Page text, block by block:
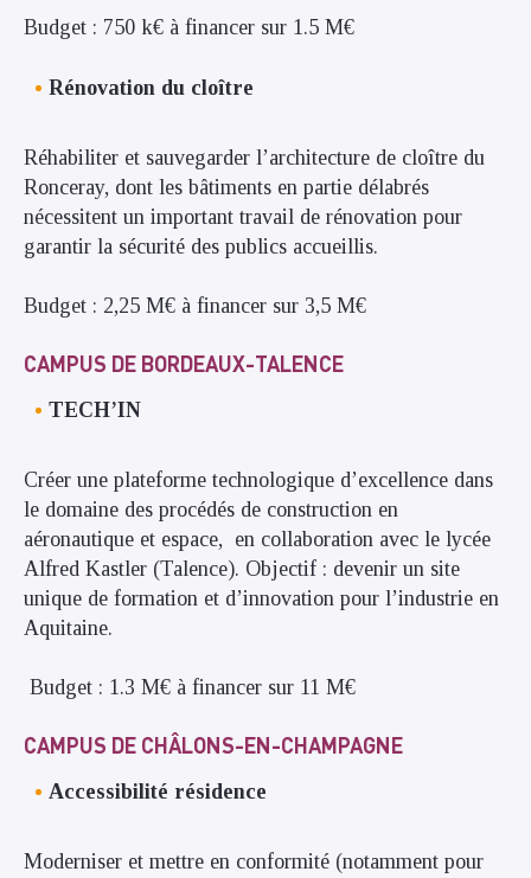
Budget : 750 k€ à financer sur 1.5 M€
Rénovation du cloître
Réhabiliter et sauvegarder l’architecture de cloître du
Ronceray, dont les bâtiments en partie délabrés
nécessitent un important travail de rénovation pour
garantir la sécurité des publics accueillis.
Budget : 2,25 M€ à financer sur 3,5 M€
CAMPUS DE BORDEAUX-TALENCE
TECH’IN
Créer une plateforme technologique d’excellence dans
le domaine des procédés de construction en
aéronautique et espace, en collaboration avec le lycée
Alfred Kastler (Talence). Objectif : devenir un site
unique de formation et d’innovation pour l’industrie en
Aquitaine.
Budget : 1.3 M€ à financer sur 11 M€
CAMPUS DE CHÂLONS-EN-CHAMPAGNE
Accessibilité résidence
Moderniser et mettre en conformité (notamment pour